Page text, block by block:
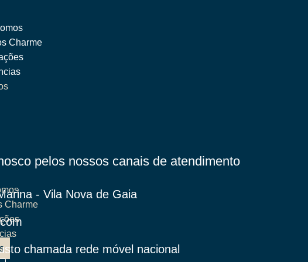
Charme
Charme
pelos nossos canais de atendimento
- Vila Nova de Gaia
chamada rede móvel nacional